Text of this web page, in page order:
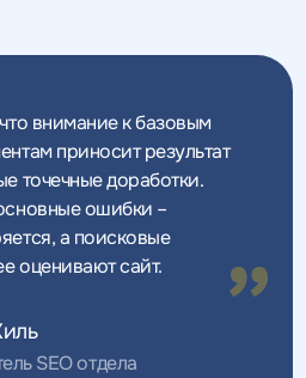
внимание к базовым
приносит результат
точечные доработки.
ошибки –
а поисковые
оценивают сайт.
SEO отдела